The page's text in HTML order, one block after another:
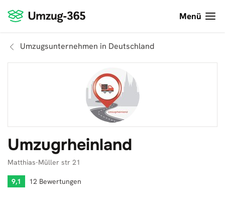
Menü
Umzugsunternehmen in Deutschland
Umzugrheinland
Matthias-Müller str 21
9,1 12 Bewertungen